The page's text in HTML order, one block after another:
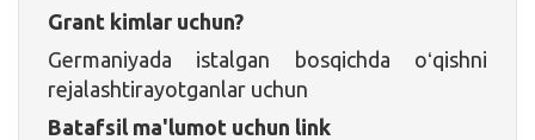
Grant kimlar uchun?
Germaniyada istalgan bosqichda oʻqishni
rejalashtirayotganlar uchun
Batafsil ma'lumot uchun link